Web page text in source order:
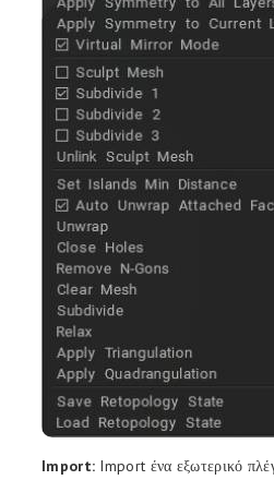
Import: Import ένα εξωτερικό